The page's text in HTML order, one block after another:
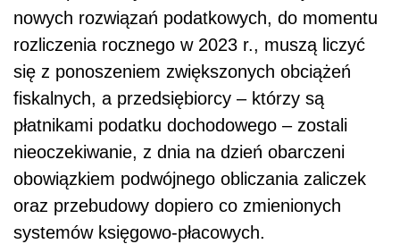
nowych rozwiązań podatkowych, do momentu
rozliczenia rocznego w 2023 r., muszą liczyć
się z ponoszeniem zwiększonych obciążeń
fiskalnych, a przedsiębiorcy – którzy są
płatnikami podatku dochodowego – zostali
nieoczekiwanie, z dnia na dzień obarczeni
obowiązkiem podwójnego obliczania zaliczek
oraz przebudowy dopiero co zmienionych
systemów księgowo-płacowych.